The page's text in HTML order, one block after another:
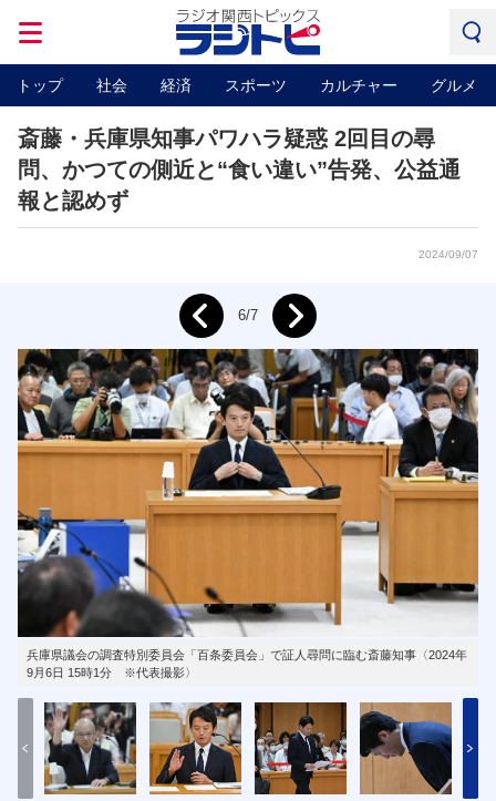
トップ 社会 経済 スポーツ カルチャー グルメ
斎藤・兵庫県知事パワハラ疑惑 2回目の尋
問、かつての側近と“食い違い”告発、公益通
報と認めず
2024/09/07
兵庫県議会の調査特別委員会「百条委員会」で証人尋問に臨む斎藤知事〈2024年
9月6日 15時1分 ※代表撮影〉
Prev 6/7 Next